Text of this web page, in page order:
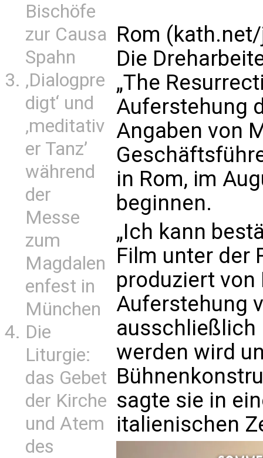
Bischöfe
zur Causa
Spahn
‚Dialogpre
digt‘ und
‚meditativ
er Tanz’
während
der
Messe
zum
Magdalen
enfest in
München
Die
Liturgie:
das Gebet
der Kirche
und Atem
des
Rom
Die
„The
Auferstehung
Angaben von
in Rom, im
beginnen.
„Ich kann
Film unter der
produziert von
Auferstehung
ausschließlich
werden wird
sagte sie in
italienischen